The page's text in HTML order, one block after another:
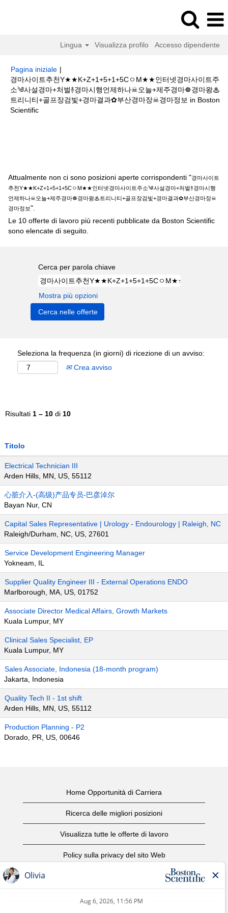
Lingua Visualizza profilo Accesso dipendente
Pagina iniziale |
경마사이트추천Y★★K+Z+1+5+1+5CㅇM★★인터넷경마사이트주
소༄사설경마+처벌࿈경마시행언제하나☠오늘+제주경마☸경마왕♨
트리니티+골프장검빛+경마결과✿부산경마장☠경마정보 in Boston
Scientific(pagina
Attualmente non ci sono posizioni aperte corrispondenti "경마사이트
추천Y★★K+Z+1+5+1+5CㅇM★★인터넷경마사이트주소༄사설경마+처벌࿈경마시행
언제하나☠오늘+제주경마☸경마왕♨트리니티+골프장검빛+경마결과✿부산경마장☠
경마정보".
Le 10 offerte di lavoro più recenti pubblicate da Boston Scientific
sono elencate di seguito.
Cerca per parola chiave
Mostra più opzioni
Seleziona la frequenza (in giorni) di ricezione di un avviso:
Crea avviso
Risultati 1 – 10 di 10
Titolo
Electrical Technician III
Arden Hills, MN, US, 55112
心脏介入-(高级)产品专员-巴彦淖尔
Bayan Nur, CN
Capital Sales Representative | Urology - Endourology | Raleigh, NC
Raleigh/Durham, NC, US, 27601
Service Development Engineering Manager
Yokneam, IL
Supplier Quality Engineer III - External Operations ENDO
Marlborough, MA, US, 01752
Associate Director Medical Affairs, Growth Markets
Kuala Lumpur, MY
Clinical Sales Specialist, EP
Kuala Lumpur, MY
Sales Associate, Indonesia (18-month program)
Jakarta, Indonesia
Quality Tech II - 1st shift
Arden Hills, MN, US, 55112
Production Planning - P2
Dorado, PR, US, 00646
Home Opportunità di Carriera
Ricerca delle migliori posizioni
Visualizza tutte le offerte di lavoro
Policy sulla privacy del sito Web